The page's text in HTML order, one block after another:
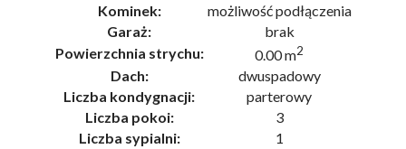
Kominek:
możliwość podłączenia
Garaż:
brak
Powierzchnia strychu:
0.00 m2
Dach:
dwuspadowy
Liczba kondygnacji:
parterowy
Liczba pokoi:
3
Liczba sypialni:
1